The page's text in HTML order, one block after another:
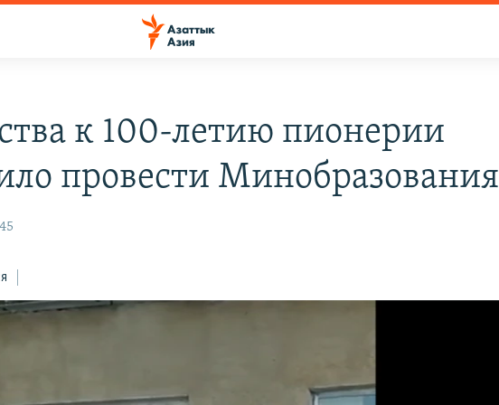
к 100-летию пионерии
провести Минобразования